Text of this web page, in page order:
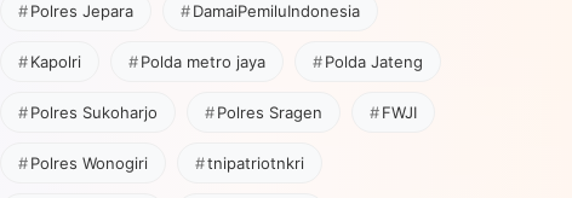
Polres Jepara DamaiPemiluIndonesia
Kapolri Polda metro jaya Polda Jateng
Polres Sukoharjo Polres Sragen FWJI
Polres Wonogiri tnipatriotnkri